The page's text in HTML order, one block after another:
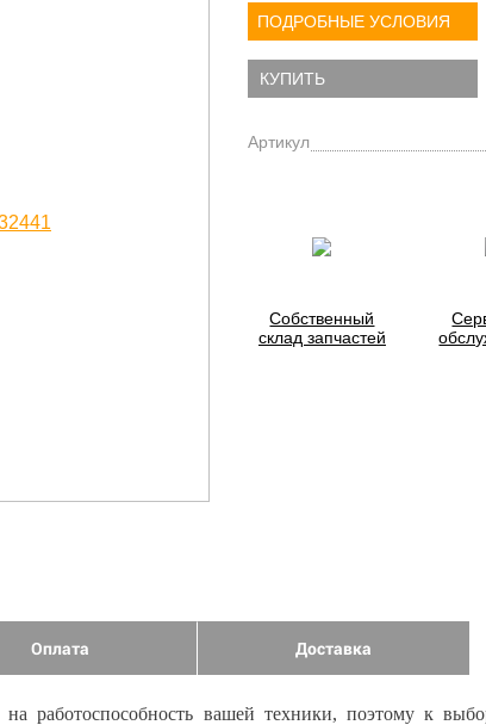
ПОДРОБНЫЕ УСЛОВИЯ
КУПИТЬ
Артикул
Собственный
склад запчастей
Оплата Доставка
работоспособность вашей техники, поэтому к